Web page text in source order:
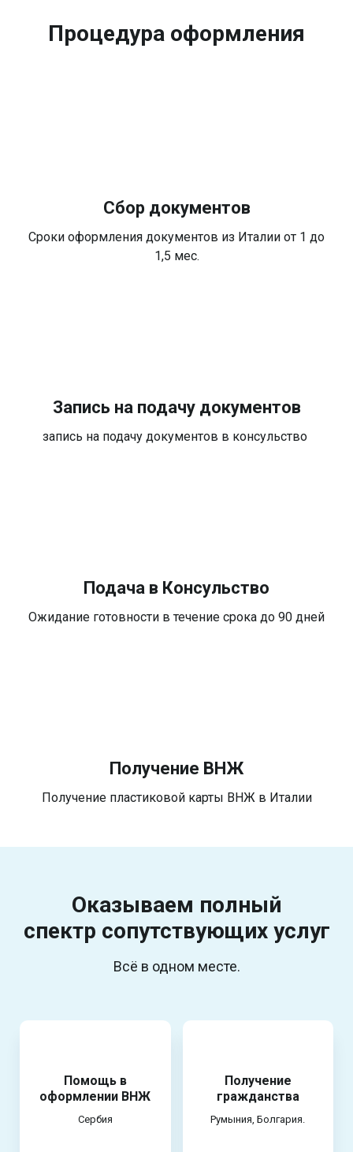
Процедура оформления
Сбор документов
Сроки оформления документов из Италии от 1 до
1,5 мес.
Запись на подачу документов
запись на подачу документов в консульство
Подача в Консульство
Ожидание готовности в течение срока до 90 дней
Получение ВНЖ
Получение пластиковой карты ВНЖ в Италии
Оказываем полный
спектр сопутствующих услуг
Всё в одном месте.
Помощь в
оформлении ВНЖ
Сербия
Получение
гражданства
Румыния, Болгария.